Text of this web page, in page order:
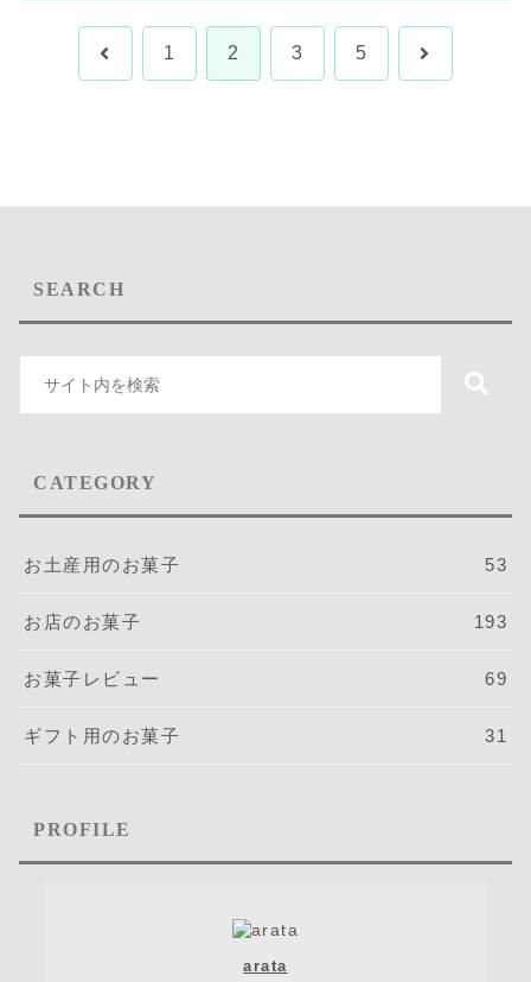
前 1 2 3 5 次
SEARCH
CATEGORY
お土産用のお菓子 53
お店のお菓子 193
お菓子レビュー 69
ギフト用のお菓子 31
PROFILE
arata